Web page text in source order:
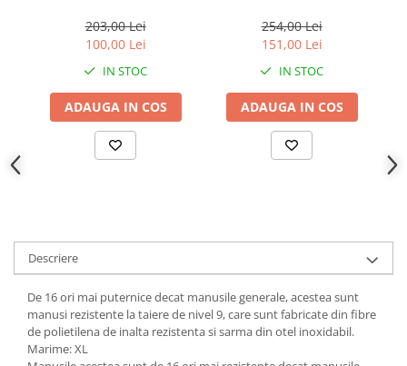
Articole bucatarie
Articole Craciun
Ascutitoare si seturi de ascutire
Corpuri de iluminat
Incubatoare oua
Baterii telefoane
Stative
Cantare electronice comerciale
galben
203,00 Lei
100,00 Lei
IN STOC
ADAUGA IN COS
bucatarului, otel
inoxidabl
254,00 Lei
151,00 Lei
IN STOC
ADAUGA IN COS
Descriere
De 16 ori mai puternice decat manusile generale, acestea sunt
manusi rezistente la taiere de nivel 9, care sunt fabricate din fibre
de polietilena de inalta rezistenta si sarma din otel inoxidabil.
Marime: XL